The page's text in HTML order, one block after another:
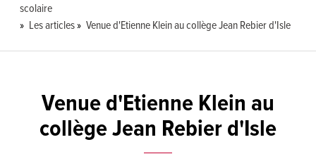
scolaire
Les articles
Venue d'Etienne Klein au collège Jean Rebier d'Isle
Venue d'Etienne Klein au
collège Jean Rebier d'Isle